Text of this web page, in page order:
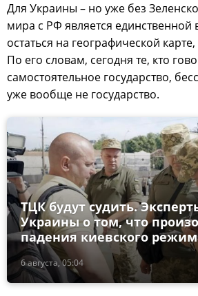
Для Украины – но уже без
мира с РФ является
остаться на географической
По его словам, сегодня те, кто
самостоятельное государство,
уже вообще не государство.
6 августа, 05:04
ТЦК будут судить.
Украины о том, что
падения киевского